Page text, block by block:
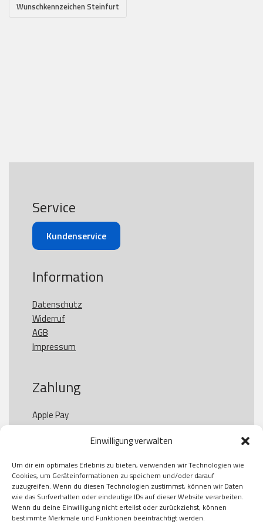
Einwilligung verwalten
Um dir ein optimales Erlebnis zu bieten, verwenden wir Technologien wie
Cookies, um Geräteinformationen zu speichern und/oder darauf
zuzugreifen. Wenn du diesen Technologien zustimmst, können wir Daten
wie das Surfverhalten oder eindeutige IDs auf dieser Website verarbeiten.
Wenn du deine Einwilligung nicht erteilst oder zurückziehst, können
bestimmte Merkmale und Funktionen beeinträchtigt werden.
Wunschkennzeichen Steinfurt
Service
Kundenservice
Information
Datenschutz
Widerruf
AGB
Impressum
Zahlung
Apple Pay
Paypal
Kauf auf Rechung
Klarna
American Express